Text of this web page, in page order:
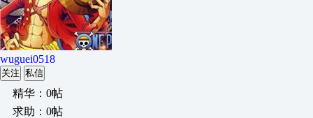
wuguei0518
关注 私信
精华：0帖
求助：0帖